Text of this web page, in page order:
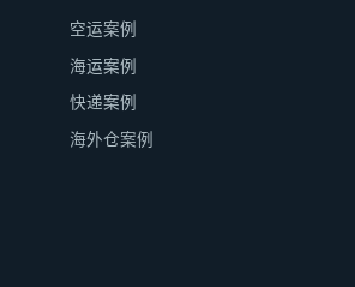
空运案例
海运案例
快递案例
海外仓案例